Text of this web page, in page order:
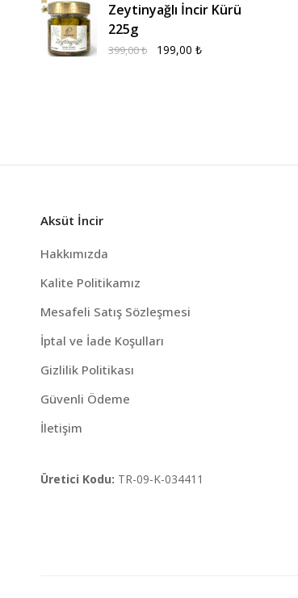
Zeytinyağlı İncir Kürü
225g
399,00₺ 199,00 ₺
Aksüt İncir
Hakkımızda
Kalite Politikamız
Mesafeli Satış Sözleşmesi
İptal ve İade Koşulları
Gizlilik Politikası
Güvenli Ödeme
İletişim
Üretici Kodu: TR-09-K-034411